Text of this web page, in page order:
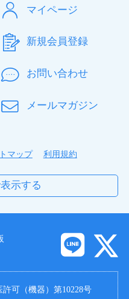
マイページ
新規会員登録
お問い合わせ
メールマガジン
マップ 利用規約
示する
許可（機器）第10228号